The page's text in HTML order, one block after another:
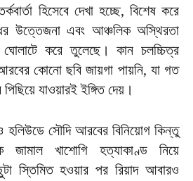
হিসেবে দেখা হচ্ছে, বিশেষ করে
উত্তেজনা এবং আঞ্চলিক অস্থিরতা
করে তুলেছে। কান চলচ্চিত্র
কোনো ছবি জায়গা পায়নি, যা গত
যাওয়ারই ইঙ্গিত দেয়।
সৌদি আরবের বিনিয়োগ কিন্তু
জামাল খাশোগি হত্যাকাণ্ড নিয়ে
স্তিমিত হওয়ার পর রিয়াদ আবারও